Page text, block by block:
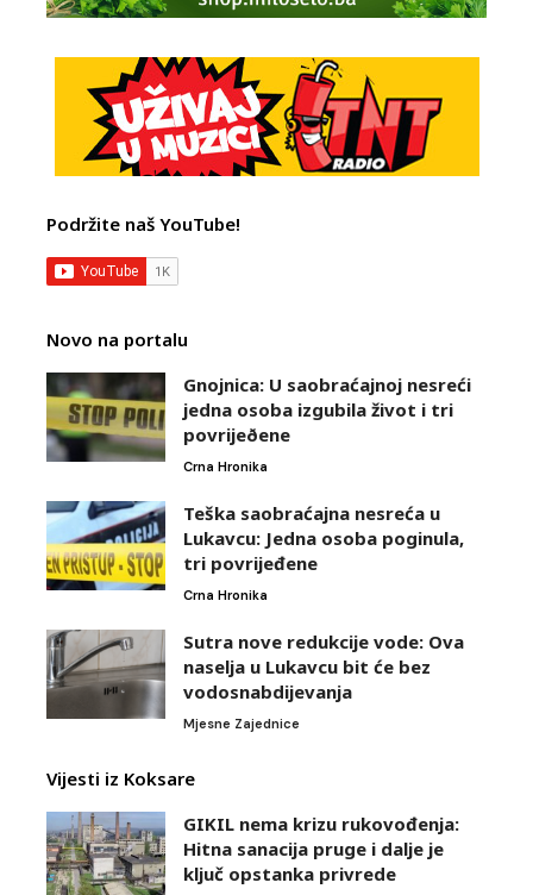
Podržite naš YouTube!
Novo na portalu
Gnojnica: U saobraćajnoj nesreći
jedna osoba izgubila život i tri
povrijeðene
Crna Hronika
Teška saobraćajna nesreća u
Lukavcu: Jedna osoba poginula,
tri povrijeđene
Crna Hronika
Sutra nove redukcije vode: Ova
naselja u Lukavcu bit će bez
vodosnabdijevanja
Mjesne Zajednice
Vijesti iz Koksare
GIKIL nema krizu rukovođenja:
Hitna sanacija pruge i dalje je
ključ opstanka privrede